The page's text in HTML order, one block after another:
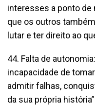
interesses a ponto
que os outros
lutar e ter direito ao
44. Falta de
incapacidade de
admitir falhas,
da sua própria